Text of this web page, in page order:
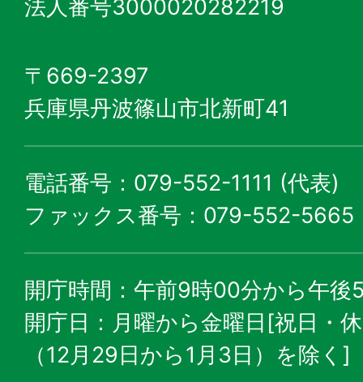
法人番号3000020282219
〒669-2397
兵庫県丹波篠山市北新町41
電話番号：079-552-1111 (代表)
ファックス番号：079-552-5665
開庁時間：午前9時00分から午後
開庁日：月曜から金曜日[祝日・
（12月29日から1月3日）を除く]